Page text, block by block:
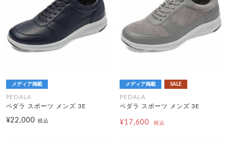
メディア掲載
PEDALA
ペダラ スポーツ メンズ 3E
¥22,000税込
メディア掲載 SALE
PEDALA
ペダラ スポーツ メンズ 3E
¥17,600 税込